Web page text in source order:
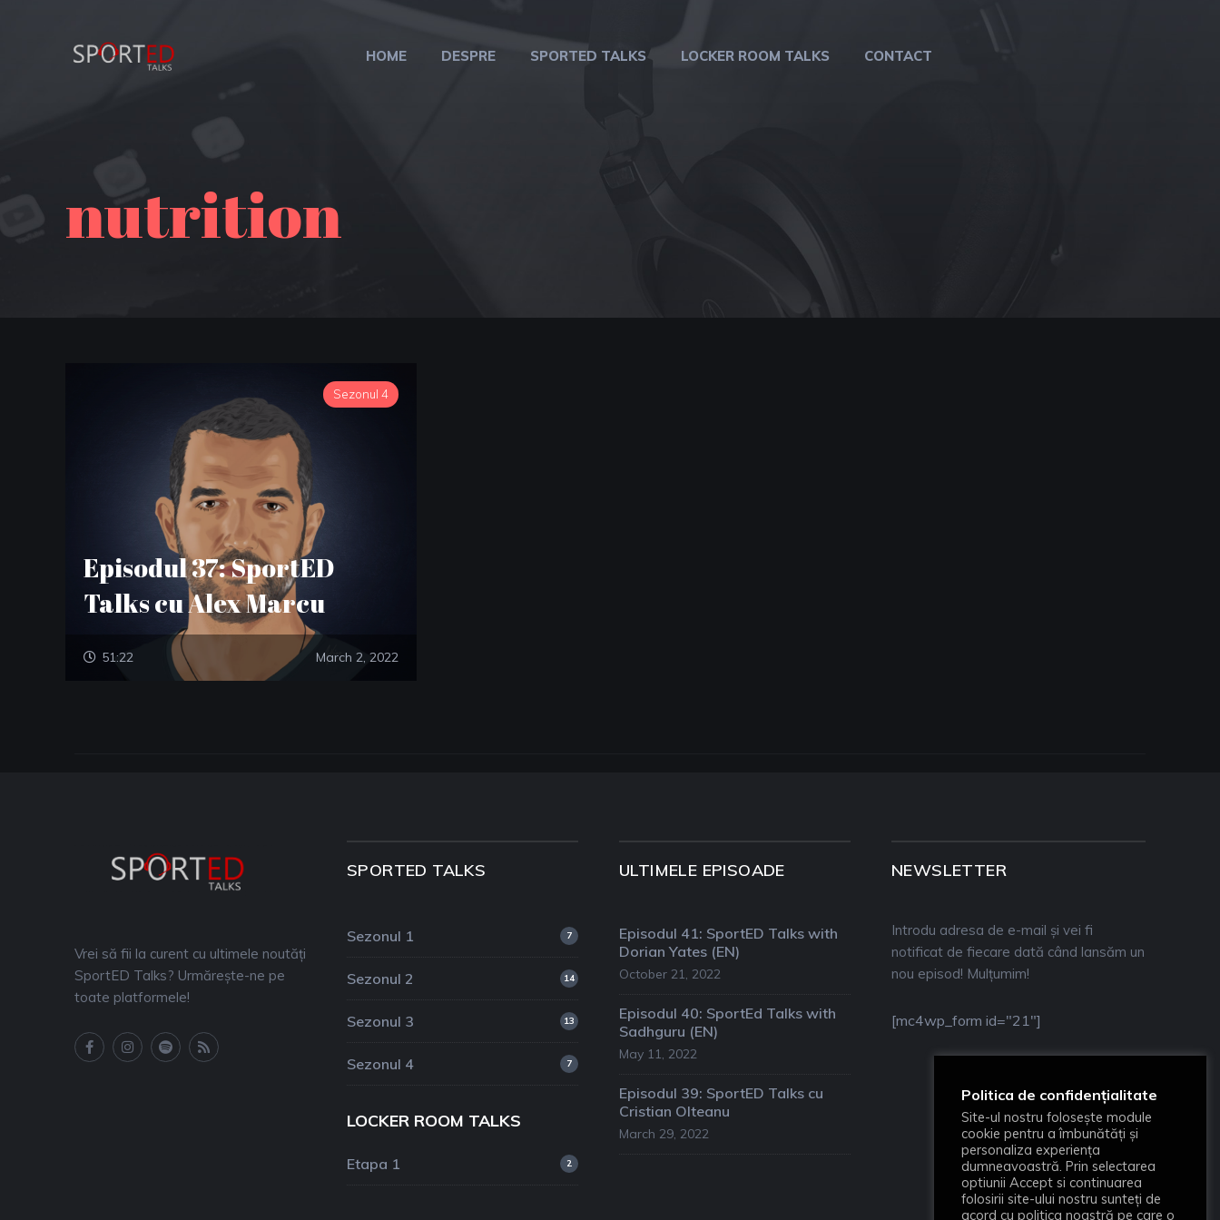
HOME DESPRE SPORTED TALKS LOCKER ROOM TALKS CONTACT
nutrition
Sezonul 4
Episodul 37: SportED
Talks cu Alex Marcu
51:22 March 2, 2022
Vrei să fii la curent cu ultimele noutăți
SportED Talks? Urmărește-ne pe
toate platformele!
SPORTED TALKS
Sezonul 1 7
Sezonul 2 14
Sezonul 3 13
Sezonul 4 7
LOCKER ROOM TALKS
Etapa 1 2
ULTIMELE EPISOADE
Episodul 41: SportED Talks with
Dorian Yates (EN)
October 21, 2022
Episodul 40: SportEd Talks with
Sadhguru (EN)
May 11, 2022
Episodul 39: SportED Talks cu
Cristian Olteanu
March 29, 2022
NEWSLETTER
Introdu adresa de e-mail și vei fi
notificat de fiecare dată când lansăm un
nou episod! Mulțumim!
[mc4wp_form id="21"]
Politica de confidențialitate
Site-ul nostru folosește module
cookie pentru a îmbunătăți și
personaliza experiența
dumneavoastră. Prin selectarea
optiunii Accept si continuarea
folosirii site-ului nostru sunteți de
acord cu politica noastră pe care o